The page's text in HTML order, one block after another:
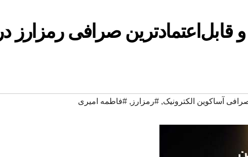
صرافی رمزارز در
آساکوین الکترونیک, #رمزارز , #فاطمه امیری